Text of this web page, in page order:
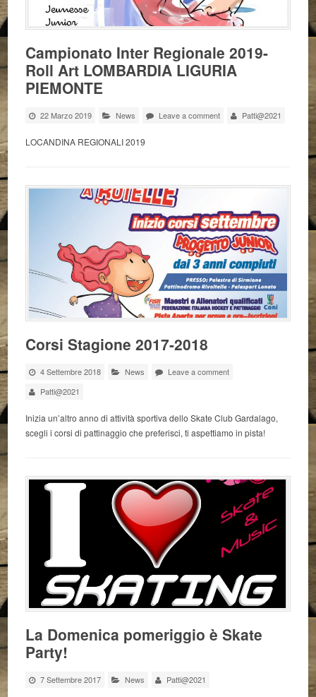
Campionato Inter Regionale 2019-
Roll Art LOMBARDIA LIGURIA
PIEMONTE
22 Marzo 2019 News Leave a comment Patti@2021
LOCANDINA REGIONALI 2019
Corsi Stagione 2017-2018
4 Settembre 2018 News
Leave a comment
Patti@2021
Inizia un’altro anno di attività sportiva dello Skate Club Gardalago,
scegli i corsi di pattinaggio che preferisci, ti aspettiamo in pista!
La Domenica pomeriggio è Skate
Party!
7 Settembre 2017 News Patti@2021